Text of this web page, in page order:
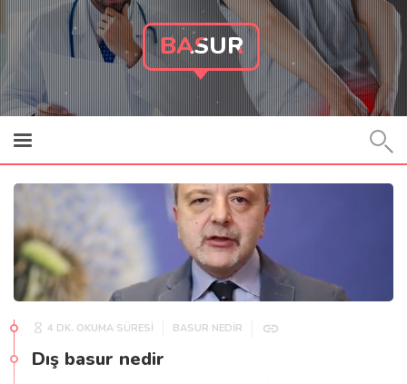
BASUR
4 DK. OKUMA SÜRESİ BASUR NEDIR
Dış basur nedir